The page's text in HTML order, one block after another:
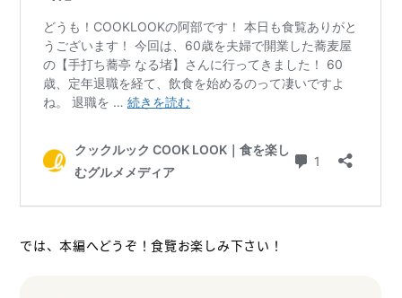
では、本編へどうぞ！食覽お楽しみ下さい！